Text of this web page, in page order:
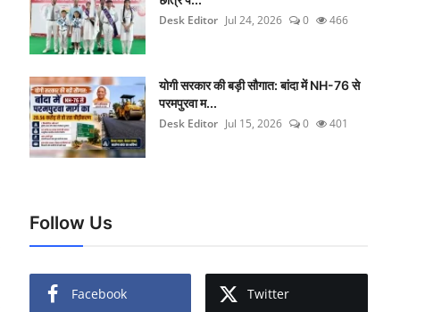
Desk Editor Jul 24, 2026 0 466
योगी सरकार की बड़ी सौगात: बांदा में NH-76 से
परमपुरवा म...
Desk Editor Jul 15, 2026 0 401
Follow Us
Facebook Twitter